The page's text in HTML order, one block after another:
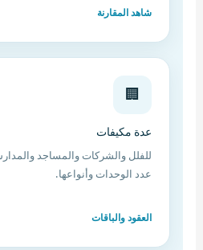
شاهد المقارنة
🏢
عدة مكيفات
للفلل والشركات والمساجد
عدد الوحدات وأنواعها.
العقود والباقات